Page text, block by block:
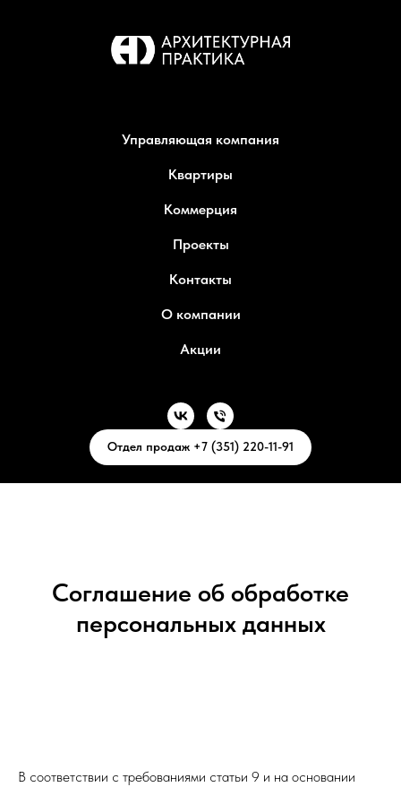
Управляющая компания
Квартиры
Коммерция
Проекты
Контакты
О компании
Акции
Отдел продаж +7 (351) 220-11-91
Соглашение об обработке
персональных данных
В соответствии с требованиями статьи 9 и на основании